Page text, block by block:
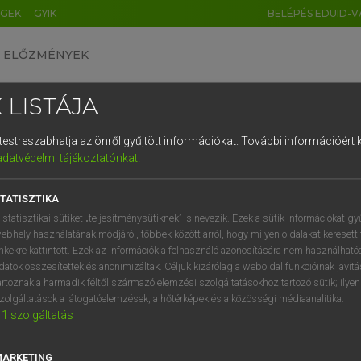
GYIK BELÉPÉS EDUID-
ELŐZMÉNYEK
szótár
VAN ELŐFIZETÉSED?
megtekintéséhez.
LISTÁJA
az önről gyűjtött információkat. További információért
tájékoztatónkat.
statisztikai sütiket „teljesítménysütiknek” is nevezik. Ezek a sütik információkat
használatának módjáról, többek között arról, hogy milyen oldalakat keresett
kattintott. Ezek az információk a felhasználó azonosítására nem
összesítettek és anonimizáltak. Céljuk kizárólag a weboldal funkcióinak
a harmadik féltől származó elemzési szolgáltatásokhoz tartozó sütik;
a látogatóelemzések, a hőtérképek és a közösségi médiaanalitika.
1 szolgáltatás
DE CN FR ES IT NL
1 2 3 4 5 6 7 8 9
q w e r t z u i
a s d f g h j k l é
í y x c v b n m , .